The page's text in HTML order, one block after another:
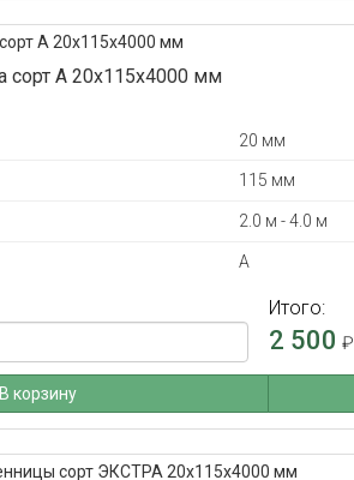
сорт А 20x115x4000 мм
20 мм
115 мм
2.0 м - 4.0 м
А
Итого:
2 500 ₽
В корзину